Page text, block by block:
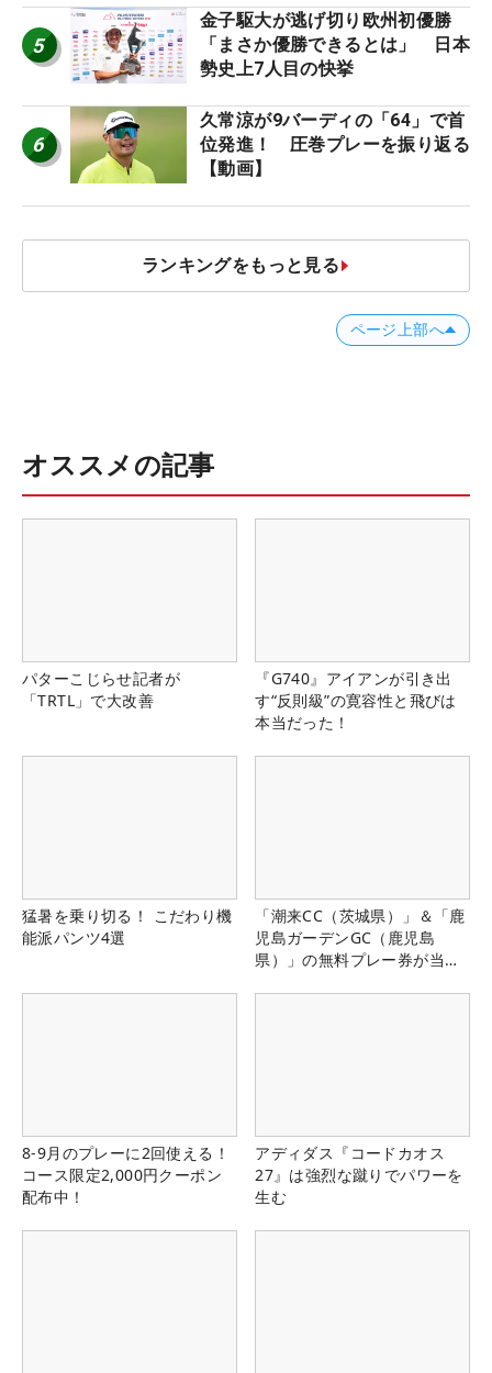
5
金子駆大が逃げ切り欧州初優勝
「まさか優勝できるとは」 日本
勢史上7人目の快挙
6
久常涼が9バーディの「64」で首
位発進！ 圧巻プレーを振り返る
【動画】
ランキングをもっと見る
ページ上部へ
オススメの記事
パターこじらせ記者が
「TRTL」で大改善
『G740』アイアンが引き出
す“反則級”の寛容性と飛びは
本当だった！
猛暑を乗り切る！ こだわり機
能派パンツ4選
「潮来CC（茨城県）」＆「鹿
児島ガーデンGC（鹿児島
県）」の無料プレー券が当た
8-9月のプレーに2回使える！
コース限定2,000円クーポン
配布中！
アディダス『コードカオス
27』は強烈な蹴りでパワーを
生む